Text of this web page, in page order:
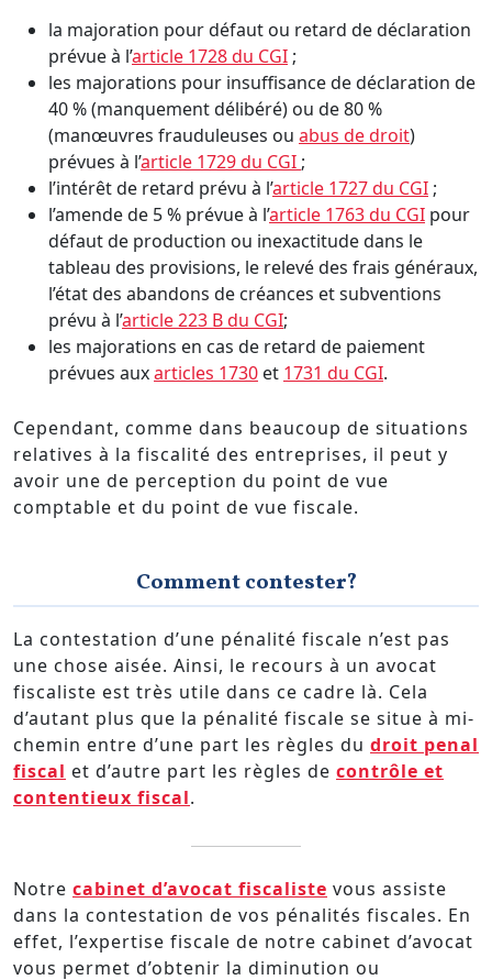
la majoration pour défaut ou retard de déclaration
prévue à l’article 1728 du CGI;
les majorations pour insuffisance de déclaration de
40 % (manquement délibéré) ou de 80 %
(manœuvres frauduleuses ou abus de droit)
prévues à l’article 1729 du CGI;
l’intérêt de retard prévu à l’article 1727 du CGI;
l’amende de 5 % prévue à l’article 1763 du CGI pour
défaut de production ou inexactitude dans le
tableau des provisions, le relevé des frais généraux,
l’état des abandons de créances et subventions
prévu à l’article 223 B du CGI;
les majorations en cas de retard de paiement
prévues auxarticles 1730 et 1731 du CGI.
Cependant, comme dans beaucoup de situations
relatives à la fiscalité des entreprises, il peut y
avoir une de perception du point de vue
comptable et du point de vue fiscale.
Comment contester?
La contestation d’une pénalité fiscale n’est pas
une chose aisée. Ainsi, le recours à un avocat
fiscaliste est très utile dans ce cadre là. Cela
d’autant plus que la pénalité fiscale se situe à mi-
chemin entre d’une part les règles du droit penal
fiscal et d’autre part les règles de contrôle et
contentieux fiscal.
Notre cabinet d’avocat fiscaliste vous assiste
dans la contestation de vos pénalités fiscales. En
effet, l’expertise fiscale de notre cabinet d’avocat
vous permet d’obtenir la diminution ou